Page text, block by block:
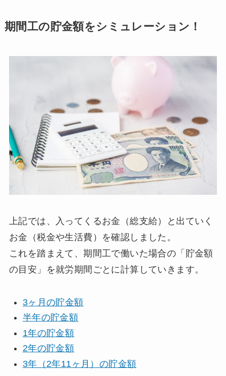
期間工の貯金額をシミュレーション！
上記では、入ってくるお金（総支給）と出ていく
お金（税金や生活費）を確認しました。
これを踏まえて、期間工で働いた場合の「貯金額
の目安」を就労期間ごとに計算していきます。
3ヶ月の貯金額
半年の貯金額
1年の貯金額
2年の貯金額
3年（2年11ヶ月）の貯金額